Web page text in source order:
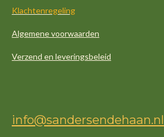
Klachtenregeling
Algemene voorwaarden
Verzend en leveringsbeleid
info@sandersendehaan.nl